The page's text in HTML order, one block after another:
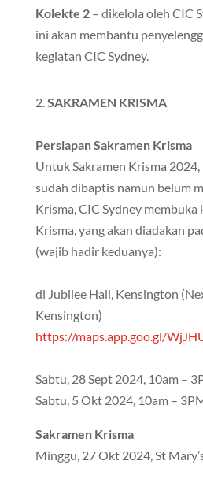
Kolekte 2 – dikelola oleh CIC
ini akan membantu
kegiatan CIC Sydney.
2.SAKRAMEN KRISMA
Persiapan Sakramen Krisma
Untuk Sakramen Krisma
sudah dibaptis namun belum
Krisma, CIC Sydney membuka
Krisma, yang akan diadakan
(wajib hadir keduanya):
di Jubilee Hall, Kensington
Kensington)
https://maps.app.goo.gl/
Sabtu, 28 Sept 2024, 10am –
Sabtu, 5 Okt 2024, 10am –
Sakramen Krisma
Minggu, 27 Okt 2024, St